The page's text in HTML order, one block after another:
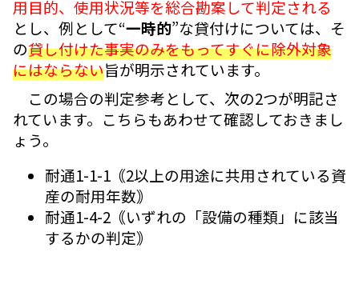
用目的、使用状況等を総合勘案して判定される
とし、例として“一時的”な貸付けについては、そ
の貸し付けた事実のみをもってすぐに除外対象
にはならない旨が明示されています。
この場合の判定参考として、次の2つが明記さ
れています。こちらもあわせて確認しておきまし
ょう。
耐通1-1-1｟2以上の用途に共用されている資
産の耐用年数｠
耐通1-4-2｟いずれの「設備の種類」に該当
するかの判定｠